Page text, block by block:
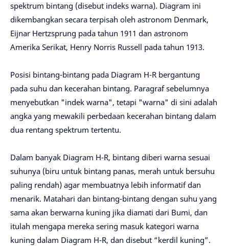
spektrum bintang (disebut indeks warna). Diagram ini
dikembangkan secara terpisah oleh astronom Denmark,
Eijnar Hertzsprung pada tahun 1911 dan astronom
Amerika Serikat, Henry Norris Russell pada tahun 1913.
Posisi bintang-bintang pada Diagram H-R bergantung
pada suhu dan kecerahan bintang. Paragraf sebelumnya
menyebutkan "indek warna", tetapi "warna" di sini adalah
angka yang mewakili perbedaan kecerahan bintang dalam
dua rentang spektrum tertentu.
Dalam banyak Diagram H-R, bintang diberi warna sesuai
suhunya (biru untuk bintang panas, merah untuk bersuhu
paling rendah) agar membuatnya lebih informatif dan
menarik. Matahari dan bintang-bintang dengan suhu yang
sama akan berwarna kuning jika diamati dari Bumi, dan
itulah mengapa mereka sering masuk kategori warna
kuning dalam Diagram H-R, dan disebut “kerdil kuning”.